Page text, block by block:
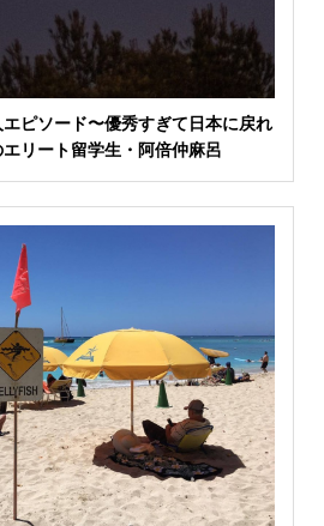
ピソード〜優秀すぎて日本に戻れ
リート留学生・阿倍仲麻呂